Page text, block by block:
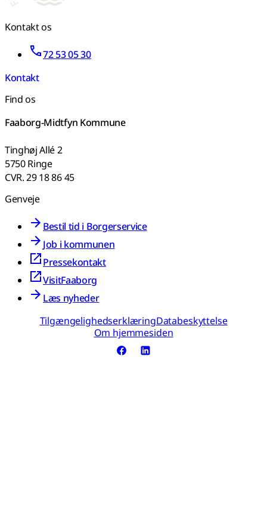
Kontakt os
72 53 05 30
Kontakt
Find os
Faaborg-Midtfyn Kommune
Tinghøj Allé 2
5750 Ringe
CVR. 29 18 86 45
Genveje
Bestil tid i Borgerservice
Job i kommunen
Pressekontakt
VisitFaaborg
Læs nyheder
TilgængelighedserklæringDatabeskyttelse
Om hjemmesiden